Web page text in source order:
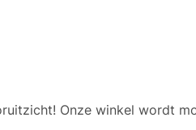
Onze winkel wordt